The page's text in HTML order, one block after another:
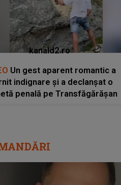
kanald2.ro
Un gest aparent romantic a
indignare și a declanșat o
penală pe Transfăgărășan